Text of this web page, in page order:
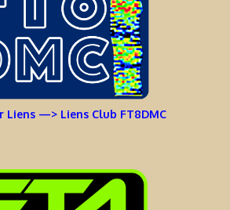
Liens —> Liens Club FT8DMC